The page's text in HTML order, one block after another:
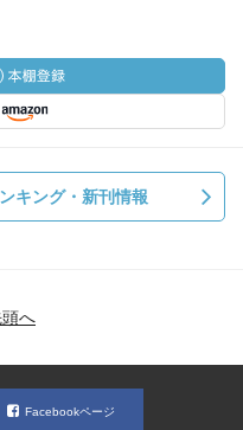
キング・新刊情報
へ
Facebookページ